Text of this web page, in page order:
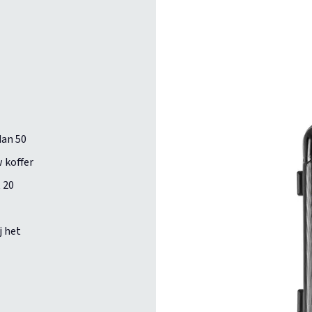
50
koffer
het